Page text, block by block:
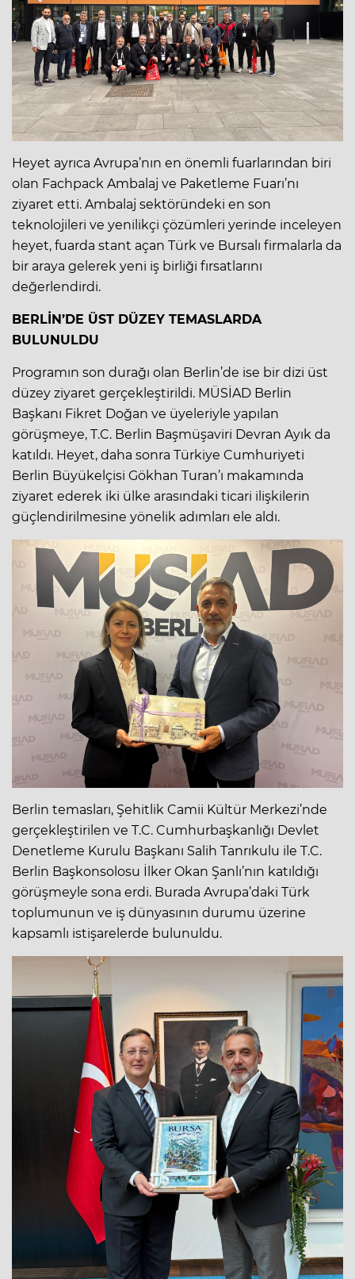
Heyet ayrıca Avrupa’nın en önemli fuarlarından biri
olan Fachpack Ambalaj ve Paketleme Fuarı’nı
ziyaret etti. Ambalaj sektöründeki en son
teknolojileri ve yenilikçi çözümleri yerinde inceleyen
heyet, fuarda stant açan Türk ve Bursalı firmalarla da
bir araya gelerek yeni iş birliği fırsatlarını
değerlendirdi.
BERLİN’DE ÜST DÜZEY TEMASLARDA
BULUNULDU
Programın son durağı olan Berlin’de ise bir dizi üst
düzey ziyaret gerçekleştirildi. MÜSİAD Berlin
Başkanı Fikret Doğan ve üyeleriyle yapılan
görüşmeye, T.C. Berlin Başmüşaviri Devran Ayık da
katıldı. Heyet, daha sonra Türkiye Cumhuriyeti
Berlin Büyükelçisi Gökhan Turan’ı makamında
ziyaret ederek iki ülke arasındaki ticari ilişkilerin
güçlendirilmesine yönelik adımları ele aldı.
Berlin temasları, Şehitlik Camii Kültür Merkezi’nde
gerçekleştirilen ve T.C. Cumhurbaşkanlığı Devlet
Denetleme Kurulu Başkanı Salih Tanrıkulu ile T.C.
Berlin Başkonsolosu İlker Okan Şanlı’nın katıldığı
görüşmeyle sona erdi. Burada Avrupa’daki Türk
toplumunun ve iş dünyasının durumu üzerine
kapsamlı istişarelerde bulunuldu.